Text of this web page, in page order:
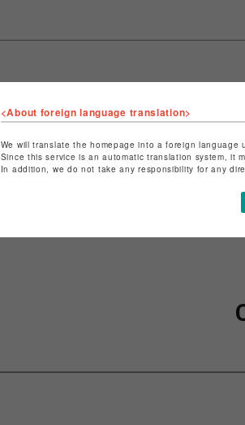
ショップ名
特定商取引法な
ショップお問い
<About foreign language translation>
We will translate the homepage into a foreign language
Since this service is an automatic translation system, it
In addition, we do not take any responsibility for any